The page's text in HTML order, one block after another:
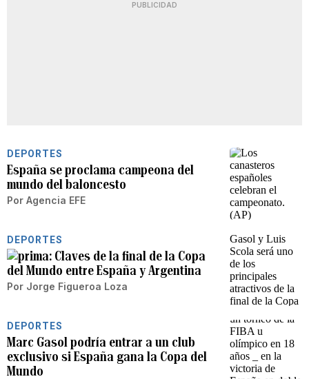
PUBLICIDAD
DEPORTES
España se proclama campeona del
mundo del baloncesto
Por Agencia EFE
DEPORTES
Claves de la final de la Copa
del Mundo entre España y Argentina
Por Jorge Figueroa Loza
DEPORTES
Marc Gasol podría entrar a un club
exclusivo si España gana la Copa del
Mundo